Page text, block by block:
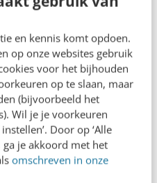
en kennis komt opdoen.
op onze websites gebruik
voor het bijhouden
op te slaan, maar
(bijvoorbeeld het
Wil je je voorkeuren
Door op ‘Alle
ga je akkoord met het
omschreven in onze